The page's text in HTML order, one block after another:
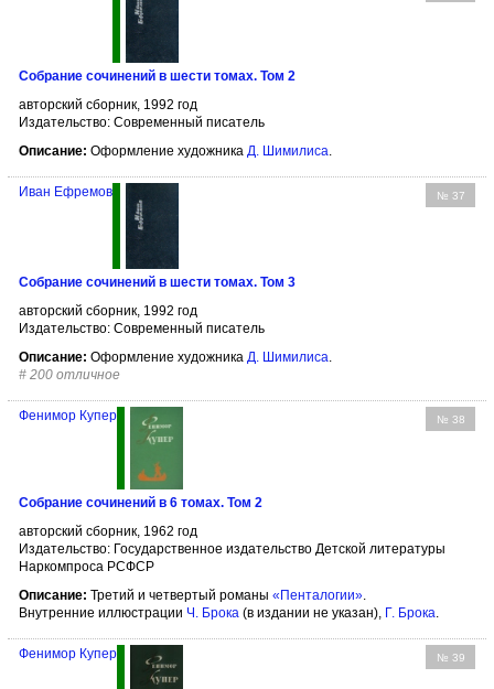
Собрание сочинений в шести томах. Том 2
авторский сборник, 1992 год
Издательство: Современный писатель
Описание: Оформление художника Д. Шимилиса.
№ 37
Иван Ефремов
Собрание сочинений в шести томах. Том 3
авторский сборник, 1992 год
Издательство: Современный писатель
Описание: Оформление художника Д. Шимилиса
# 200 отличное
№ 38
Фенимор Купер
Собрание сочинений в 6 томах. Том 2
авторский сборник, 1962 год
Издательство: Государственное издательство Детской литературы
Наркомпроса РСФСР
Описание: Третий и четвертый романы «Пенталогии».
Внутренние иллюстрации Ч. Брока (в издании не указан), Г. Брока.
№ 39
Фенимор Купер